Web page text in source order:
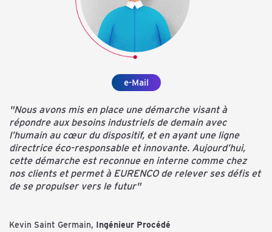
e-Mail
"Nous avons mis en place une démarche visant à
répondre aux besoins industriels de demain avec
l’humain au cœur du dispositif, et en ayant une ligne
directrice éco-responsable et innovante. Aujourd’hui,
cette démarche est reconnue en interne comme chez
nos clients et permet à EURENCO de relever ses défis et
de se propulser vers le futur"
Kevin Saint Germain, Ingénieur Procédé